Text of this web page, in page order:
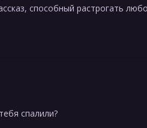
способный растрогать
спалили?